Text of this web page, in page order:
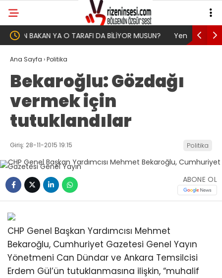
Yeni Parti İktidar Yolculuğuna Erdoğan’ın
Memleketi Rize’den Başladı
Genel
Ana Sayfa ›Politika
Bekaroğlu: Gözdağı
vermek için
tutuklandılar
Giriş: 28-11-2015 19:15 Politika
ABONE OL
CHP Genel Başkan Yardımcısı Mehmet
Bekaroğlu, Cumhuriyet Gazetesi Genel Yayın
Yönetmeni Can Dündar ve Ankara Temsilcisi
Erdem Gül’ün tutuklanmasına ilişkin, “muhalif